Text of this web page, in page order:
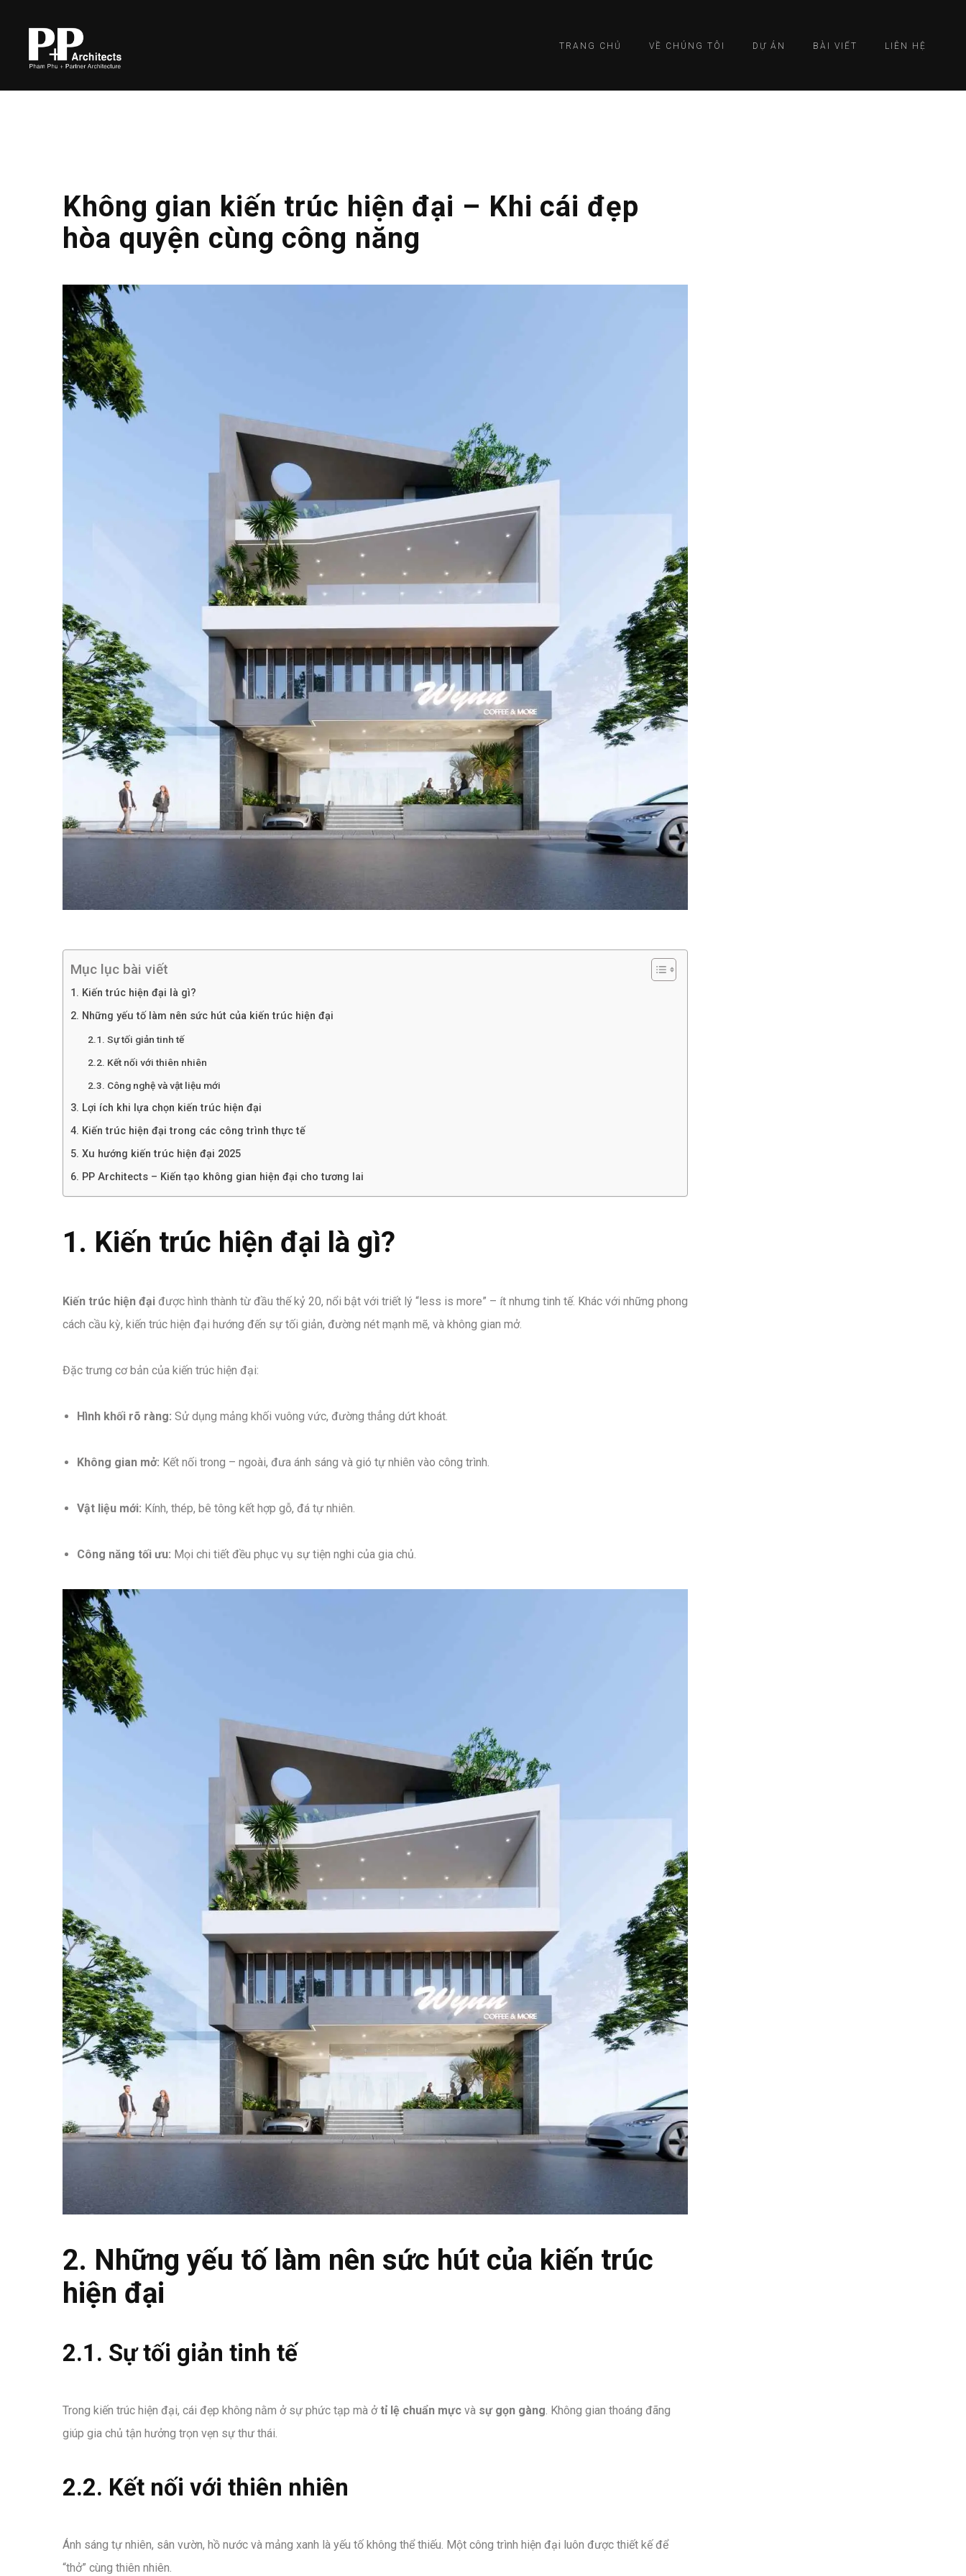
TRANG CHỦ VỀ CHÚNG TÔI DỰ ÁN BÀI VIẾT LIÊN HỆ
Không gian kiến trúc hiện đại – Khi cái đẹp
hòa quyện cùng công năng
Mục lục bài viết
1. Kiến trúc hiện đại là gì?
2. Những yếu tố làm nên sức hút của kiến trúc hiện đại
2.1. Sự tối giản tinh tế
2.2. Kết nối với thiên nhiên
2.3. Công nghệ và vật liệu mới
3. Lợi ích khi lựa chọn kiến trúc hiện đại
4. Kiến trúc hiện đại trong các công trình thực tế
5. Xu hướng kiến trúc hiện đại 2025
6. PP Architects – Kiến tạo không gian hiện đại cho tương lai
1. Kiến trúc hiện đại là gì?
Kiến trúc hiện đại được hình thành từ đầu thế kỷ 20, nổi bật với triết lý “less is more” – ít nhưng tinh tế. Khác với những phong
cách cầu kỳ, kiến trúc hiện đại hướng đến sự tối giản, đường nét mạnh mẽ, và không gian mở.
Đặc trưng cơ bản của kiến trúc hiện đại:
Hình khối rõ ràng: Sử dụng mảng khối vuông vức, đường thẳng dứt khoát.
Không gian mở: Kết nối trong – ngoài, đưa ánh sáng và gió tự nhiên vào công trình.
Vật liệu mới: Kính, thép, bê tông kết hợp gỗ, đá tự nhiên.
Công năng tối ưu: Mọi chi tiết đều phục vụ sự tiện nghi của gia chủ.
2. Những yếu tố làm nên sức hút của kiến trúc
hiện đại
2.1. Sự tối giản tinh tế
Trong kiến trúc hiện đại, cái đẹp không nằm ở sự phức tạp mà ởtỉ lệ chuẩn mực và sự gọn gàng. Không gian thoáng đãng
giúp gia chủ tận hưởng trọn vẹn sự thư thái.
2.2. Kết nối với thiên nhiên
Ánh sáng tự nhiên, sân vườn, hồ nước và mảng xanh là yếu tố không thể thiếu. Một công trình hiện đại luôn được thiết kế để
“thở” cùng thiên nhiên.